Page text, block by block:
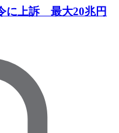
に上訴 最大20兆円